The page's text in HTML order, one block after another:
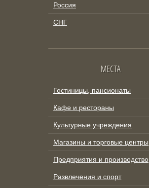
Россия
СНГ
МЕСТА
Гостиницы, пансионаты
Кафе и рестораны
Культурные учреждения
Магазины и торговые центры
Предприятия и производство
Развлечения и спорт